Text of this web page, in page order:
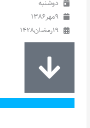
دوشنبه
9مهر1386
19رمضان1428